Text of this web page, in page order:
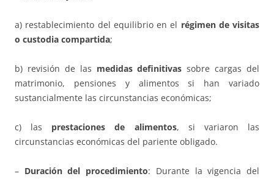
a) restablecimiento del equilibrio en el régimen de visitas
o custodia compartida;
b) revisión de las medidas definitivas sobre cargas del
matrimonio, pensiones y alimentos si han variado
sustancialmente las circunstancias económicas;
c) las prestaciones de alimentos, si variaron las
circunstancias económicas del pariente obligado.
– Duración del procedimiento: Durante la vigencia del